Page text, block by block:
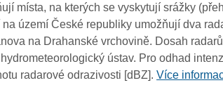
místa, na kterých se vyskytují srážky
území České republiky umožňují dva
na Drahanské vrchovině. Dosah
ústav. Pro odhad
radarové odrazivosti [dBZ].Více